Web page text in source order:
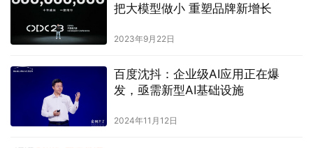
把大模型做小 重塑品牌新增长
2023年9月22日
百度沈抖：企业级AI应用正在爆
发，亟需新型AI基础设施
2024年11月12日